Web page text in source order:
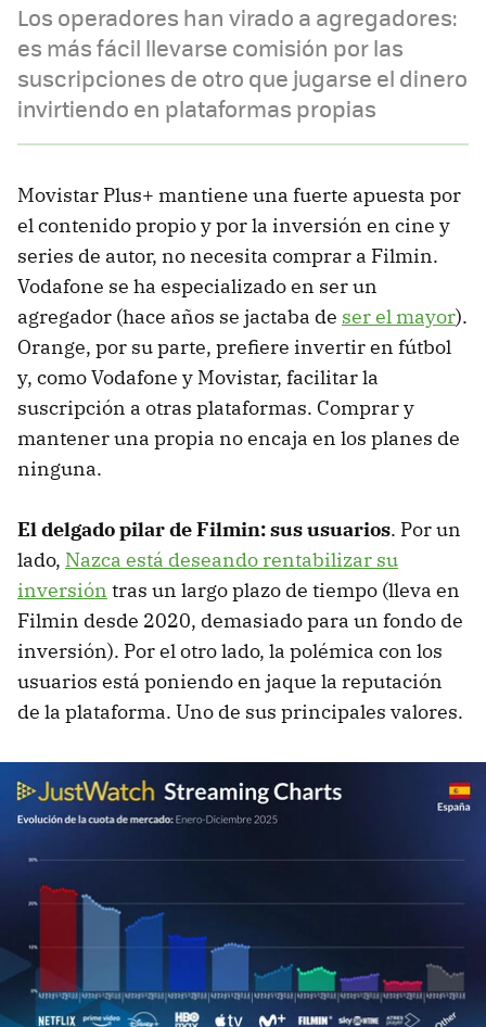
Los operadores han virado a agregadores:
es más fácil llevarse comisión por las
suscripciones de otro que jugarse el dinero
invirtiendo en plataformas propias
Movistar Plus+ mantiene una fuerte apuesta por
el contenido propio y por la inversión en cine y
series de autor, no necesita comprar a Filmin.
Vodafone se ha especializado en ser un
agregador (hace años se jactaba de ser el mayor).
Orange, por su parte, prefiere invertir en fútbol
y, como Vodafone y Movistar, facilitar la
suscripción a otras plataformas. Comprar y
mantener una propia no encaja en los planes de
ninguna.
El delgado pilar de Filmin: sus usuarios. Por un
lado, Nazca está deseando rentabilizar su
inversión tras un largo plazo de tiempo (lleva en
Filmin desde 2020, demasiado para un fondo de
inversión). Por el otro lado, la polémica con los
usuarios está poniendo en jaque la reputación
de la plataforma. Uno de sus principales valores.